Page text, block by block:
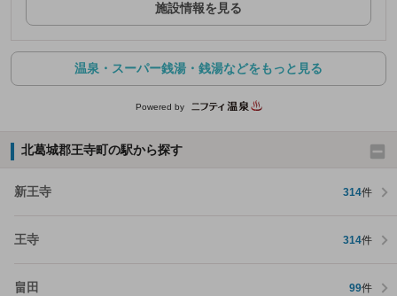
施設情報を見る
温泉・スーパー銭湯・銭湯などをもっと見る
Powered by
北葛城郡王寺町の駅から探す
新王寺 314件
王寺 314件
畠田 99件